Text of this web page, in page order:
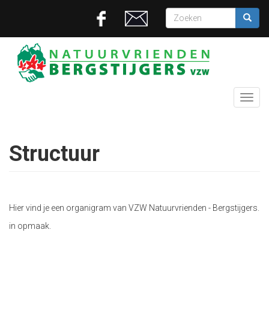
inhoud
gaan
Zoekveld
Structuur
Hier vind je een organigram van VZW Natuurvrienden - Bergstijgers.
in opmaak.